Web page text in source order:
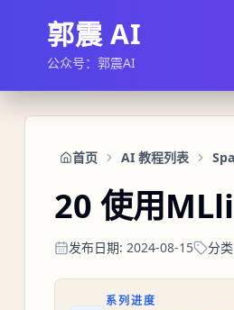
郭震 AI
公众号：郭震AI
首页 AI 教程列表
20 使用
发布日期: 2024-08-15 分类
系列进度